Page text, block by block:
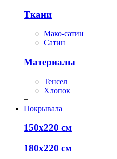
Ткани
Мако-сатин
Сатин
Материалы
Тенсел
Хлопок
+
Покрывала
150х220 см
180х220 см